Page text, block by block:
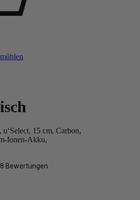
15 cm, Carbon,
Ionen-Akku,
Bewertungen